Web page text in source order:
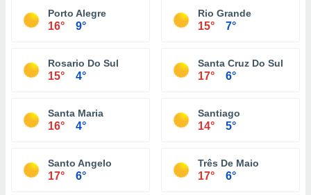
Porto Alegre
16° 9°
Rio Grande
15° 7°
Rosario Do Sul
15° 4°
Santa Cruz Do Sul
17° 6°
Santa Maria
16° 4°
Santiago
14° 5°
Santo Angelo
17° 6°
Três De Maio
17° 6°